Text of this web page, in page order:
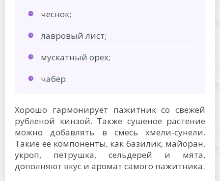
чеснок;
лавровый лист;
мускатный орех;
чабер.
Хорошо гармонирует пажитник со свежей
рубленой кинзой. Также сушеное растение
можно добавлять в смесь хмели-сунели.
Такие ее компоненты, как базилик, майоран,
укроп, петрушка, сельдерей и мята,
дополняют вкус и аромат самого пажитника.